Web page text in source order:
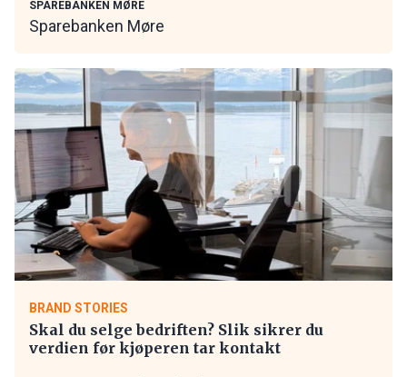
SPAREBANKEN MØRE
Sparebanken Møre
BRAND STORIES
Skal du selge bedriften? Slik sikrer du
verdien før kjøperen tar kontakt